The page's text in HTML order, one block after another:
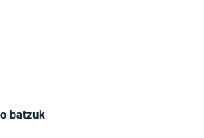
batzuk